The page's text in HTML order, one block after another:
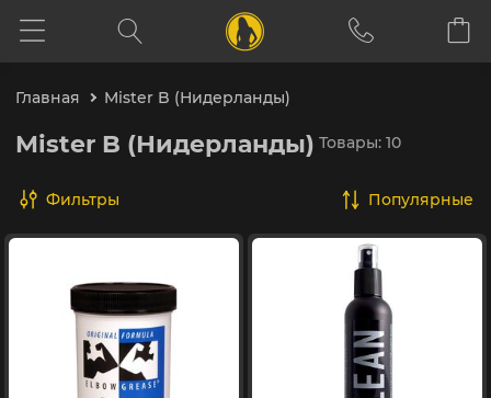
Главная Mister B (Нидерланды)
Mister B (Нидерланды) Товары: 10
Фильтры популярные